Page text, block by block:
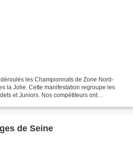
les Championnats de Zone Nord-
la Jolie. Cette manifestation regroupe les
et Juniors. Nos compétiteurs ont
de Seine